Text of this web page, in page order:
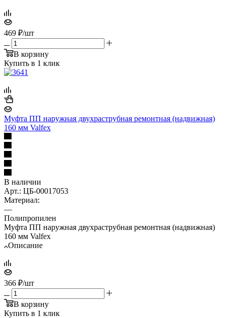
469 ₽/шт
В корзину
Купить в 1 клик
Муфта ПП наружная двухраструбная ремонтная (надвижная)
160 мм Valfex
В наличии
Арт.: ЦБ-00017053
Материал:
—
Полипропилен
Муфта ПП наружная двухраструбная ремонтная (надвижная)
160 мм Valfex
Описание
366 ₽/шт
В корзину
Купить в 1 клик